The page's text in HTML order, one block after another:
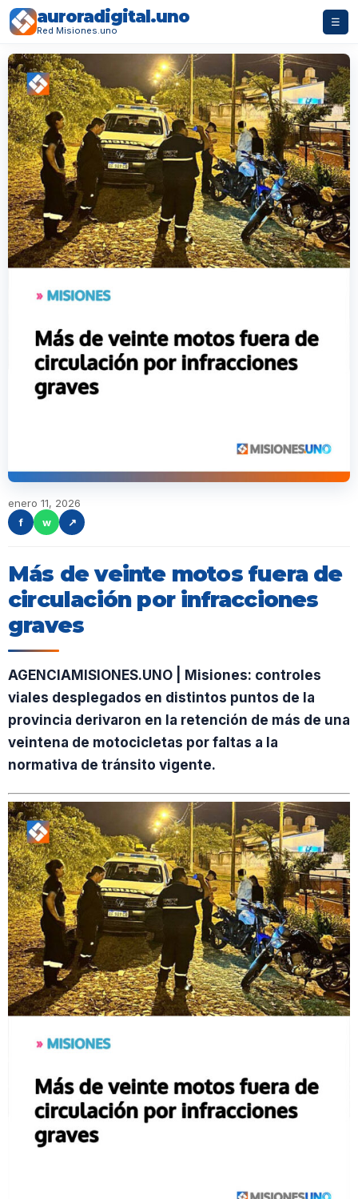
auroradigital.uno
Red Misiones.uno
☰
enero 11, 2026
f
w ↗
Más de veinte motos fuera de
circulación por infracciones
graves
AGENCIAMISIONES.UNO | Misiones: controles
viales desplegados en distintos puntos de la
provincia derivaron en la retención de más de una
veintena de motocicletas por faltas a la
normativa de tránsito vigente.